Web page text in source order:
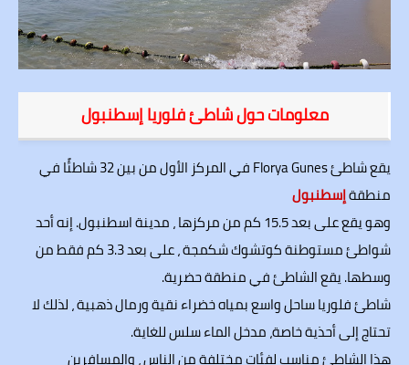
معلومات حول شاطئ فلوريا إسطنبول
يقع شاطئ Florya Gunes في المركز الأول من بين 32 شاطئًا في
منطقةإسطنبول
وهو يقع على بعد 15.5 كم من مركزها ، مدينة اسطنبول. إنه أحد
شواطئ مستوطنة كوتشوك شكمجة ، على بعد 3.3 كم فقط من
وسطها. يقع الشاطئ في منطقة حضرية.
شاطئ فلوريا ساحل واسع بمياه خضراء نقية ورمال ذهبية ، لذلك لا
تحتاج إلى أحذية خاصة، مدخل الماء سلس للغاية.
هذا الشاطئ مناسب لفئات مختلفة من الناس ، والمسافرين